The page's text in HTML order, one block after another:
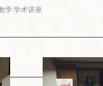
学 学术讲座